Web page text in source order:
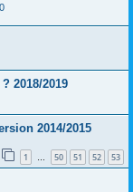
2018/2019
2014/2015
1 … 50 51 52 53